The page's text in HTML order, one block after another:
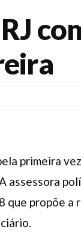
primeira
assessora
que propõe a